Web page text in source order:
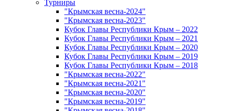
Турниры
"Крымская весна-2024"
"Крымская весна-2023"
Кубок Главы Республики Крым – 2022
Кубок Главы Республики Крым – 2021
Кубок Главы Республики Крым – 2020
Кубок Главы Республики Крым – 2019
Кубок Главы Республики Крым – 2018
"Крымская весна-2022"
"Крымская весна-2021"
"Крымская весна-2020"
"Крымская весна-2019"